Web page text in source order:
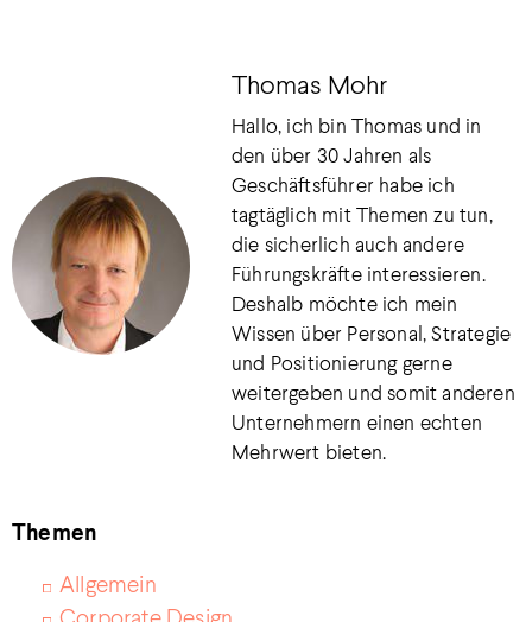
Thomas Mohr
Hallo, ich bin Thomas und in
den über 30 Jahren als
Geschäftsführer habe ich
tagtäglich mit Themen zu tun,
die sicherlich auch andere
Führungskräfte interessieren.
Deshalb möchte ich mein
Wissen über Personal, Strategie
und Positionierung gerne
weitergeben und somit anderen
Unternehmern einen echten
Mehrwert bieten.
Themen
Allgemein